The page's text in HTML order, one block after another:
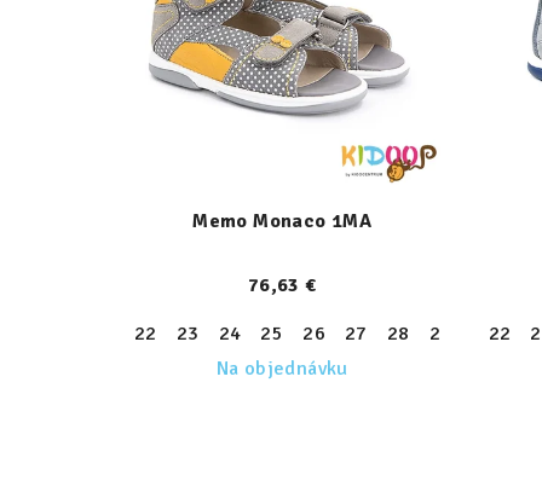
Memo Monaco 1MA
76,63 €
22
23 24 25 26 27 28 29 30
31
Na objednávku
22